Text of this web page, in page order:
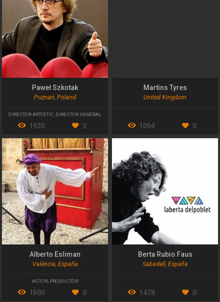
Paweł Szkotak
Poznań, Poland
DIRECTOR ARTÍSTIC, DIRECTOR GENERAL
1920 2
Martins Tyres
United Kingdom
1094 0
Alberto Esliman
València, España
ACTOR PRODUCTOR
1500 0
Berta Rubio Faus
Sabadell, España
1478 0